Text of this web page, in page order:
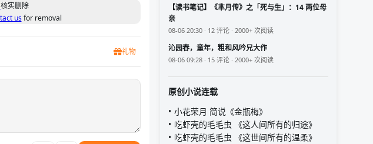
核实删除
usfor removal
礼物
【读书笔记】《芈月传》之「死与生」：14 两位母
亲
08-06 20:30 · 12 评论 · 2000+ 次阅读
沁园春，童年，粗和风吟兄大作
08-06 09:28 · 15 评论 · 2000+ 次阅读
原创小说连载
小花荣月 简说《金瓶梅》
吃虾壳的毛毛虫 《这人间所有的归途》
吃虾壳的毛毛虫 《这世间所有的温柔》